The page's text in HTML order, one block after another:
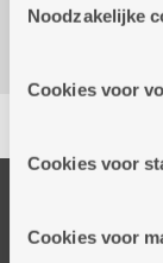
cookies
cookies
informatie over
partners
Noodzakelijke
Cookies voor
Cookies voor
Cookies voor
2040